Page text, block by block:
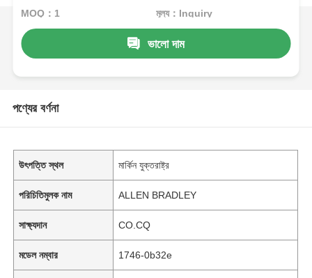
MOQ：1 মূল্য：Inquiry
ভালো দাম
পণ্যের বর্ণনা
উৎপত্তি স্থল মার্কিন যুক্তরাষ্ট্র
পরিচিতিমুলক নাম ALLEN BRADLEY
সাক্ষ্যদান CO.CQ
মডেল নম্বার 1746-0b32e